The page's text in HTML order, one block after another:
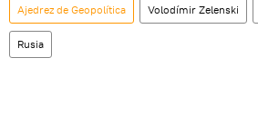
Ajedrez de Geopolítica Volodímir Zelenski
Rusia